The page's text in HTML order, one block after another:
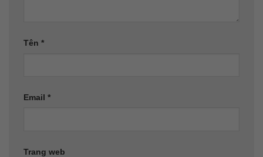
Tên *
Email *
Trang web